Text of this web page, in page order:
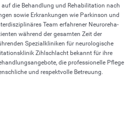
die Behandlung und Rehabilitation nach
sowie Erkrankungen wie Parkinson und
Team erfahrener Neuroreha-
während der gesamten Zeit der
Spezialkliniken für neurologische
Zihlschlacht bekannt für ihre
die professionelle Pflege
und respektvolle Betreuung.